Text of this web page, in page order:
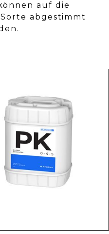
auf die
abgestimmt